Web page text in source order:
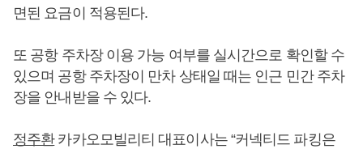
면된 요금이 적용된다.
또 공항 주차장 이용 가능 여부를 실시간으로 확인할 수
있으며 공항 주차장이 만차 상태일 때는 인근 민간 주차
장을 안내받을 수 있다.
정주환카카오모빌리티 대표이사는 “커넥티드 파킹은